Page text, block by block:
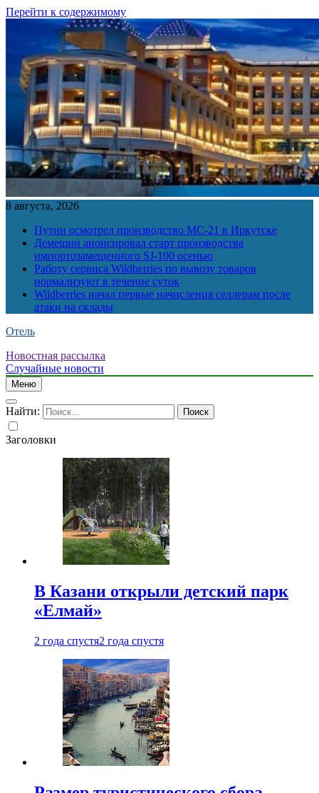
Перейти к содержимому
8 августа, 2026
Путин осмотрел производство МС-21 в Иркутске
Демешин анонсировал старт производства
импортозамещенного SJ-100 осенью
Работу сервиса Wildberries по вывозу товаров
нормализуют в течение суток
Wildberries начал первые начисления селлерам после
атаки на склады
Отель
Новостная рассылка
Случайные новости
Меню
Найти:
Заголовки
В Казани открыли детский парк
«Елмай»
2 года спустя2 года спустя